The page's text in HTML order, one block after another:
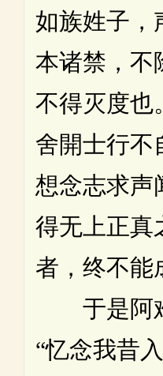
如族姓子，
本诸禁，不
不得灭度也
舍開士行不
想念志求声
得无上正真
者，终不能
于是阿难
“忆念我昔